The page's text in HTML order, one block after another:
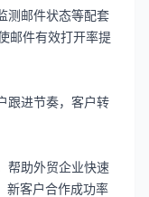
测邮件状态等配套
邮件有效打开率提
跟进节奏，客户转
帮助外贸企业快速
新客户合作成功率